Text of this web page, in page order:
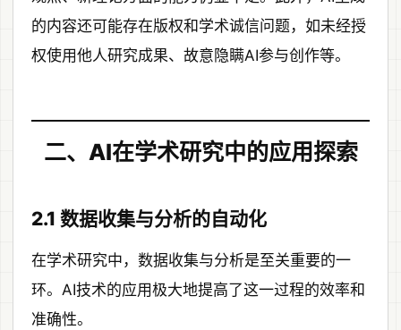
的内容还可能存在版权和学术诚信问题，如未经授
权使用他人研究成果、故意隐瞒AI参与创作等。
二、AI在学术研究中的应用探索
2.1 数据收集与分析的自动化
在学术研究中，数据收集与分析是至关重要的一
环。AI技术的应用极大地提高了这一过程的效率和
准确性。